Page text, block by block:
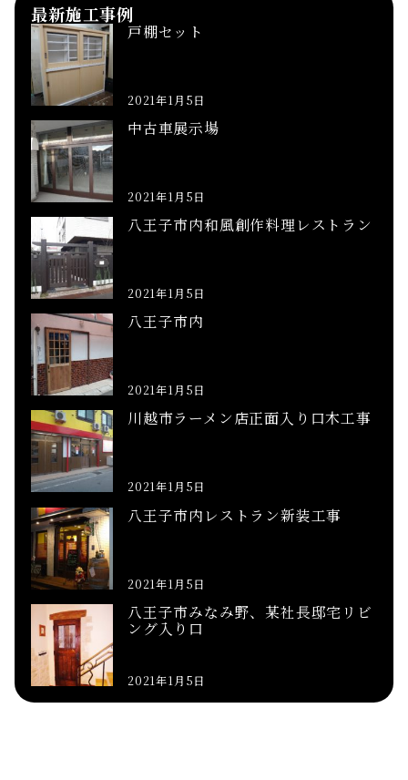
最新施工事例
戸棚セット
2021年1月5日
中古車展示場
2021年1月5日
八王子市内和風創作料理レストラン
2021年1月5日
八王子市内
2021年1月5日
川越市ラーメン店正面入り口木工事
2021年1月5日
八王子市内レストラン新装工事
2021年1月5日
八王子市みなみ野、某社長邸宅リビ
ング入り口
2021年1月5日